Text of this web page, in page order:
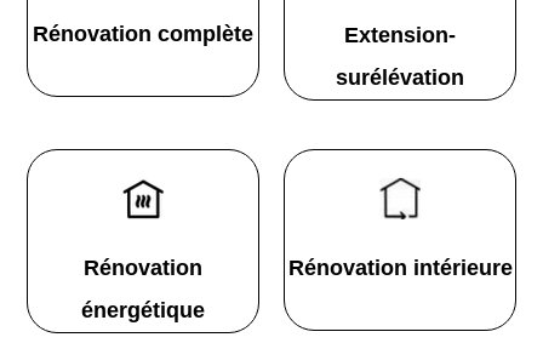
Rénovation complète
Extension-
surélévation
Rénovation
énergétique
Rénovation intérieure